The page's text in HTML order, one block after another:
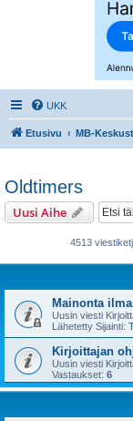
UKK
Etusivu MB-
Oldtimers
Uusi Aihe
4513
Mainonta
Uusin viesti
Lähetetty Sijainti:
Kirjoittajan
Uusin viesti
Vastaukset: 6